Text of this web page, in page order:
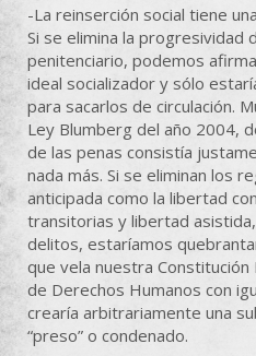
-La reinserción social tiene
Si se elimina la progresividad
penitenciario, podemos
ideal socializador y sólo
para sacarlos de circulación.
Ley Blumberg del año 2004,
de las penas consistía
nada más. Si se eliminan los
anticipada como la libertad
transitorias y libertad
delitos, estaríamos
que vela nuestra
de Derechos Humanos con
crearía arbitrariamente una
“preso” o condenado.